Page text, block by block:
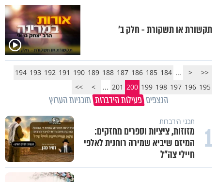
תקשורת או תשקורת - חלק ב’
<<
<
...
184
185
186
187
188
189
190
191
192
193
194
195
196
197
198
199
200
201
...
>
>>
הנצפים פעילות הידברות תוכניות הערוץ
1 תכני הידברות
מזוזות, ציציות וספרים מחזקים:
המיזם שיביא שמירה רוחנית לאלפי
חיילי צה"ל